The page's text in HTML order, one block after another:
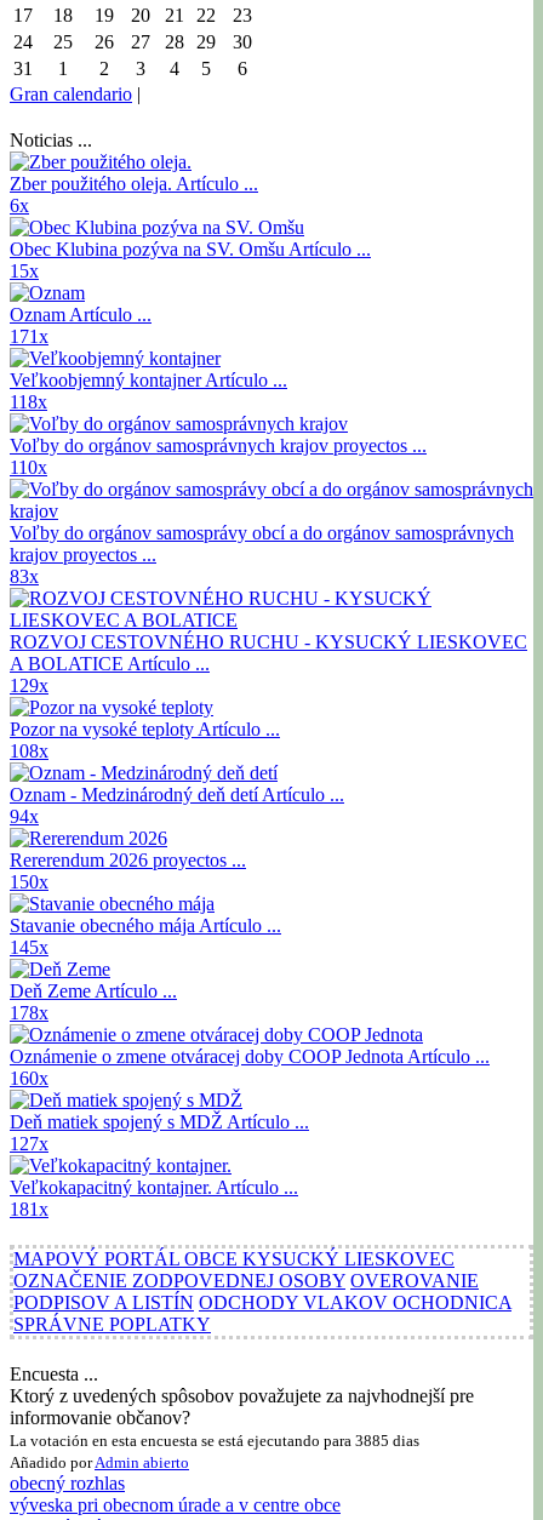
17
18 19 20 21 22
23
24
25 26 27 28 29
30
31
1 2 3 4 5
6
Gran calendario |
Noticias ...
Zber použitého oleja. Artículo ...
6x
Obec Klubina pozýva na SV. Omšu Artículo ...
15x
Oznam Artículo ...
171x
Veľkoobjemný kontajnerArtículo ...
118x
Voľby do orgánov samosprávnych krajov proyectos ...
110x
Voľby do orgánov samosprávy obcí a do orgánov samosprávnych
krajov proyectos ...
83x
ROZVOJ CESTOVNÉHO RUCHU - KYSUCKÝ LIESKOVEC
A BOLATICE Artículo ...
129x
Pozor na vysoké teploty Artículo ...
108x
Oznam - Medzinárodný deň detíArtículo ...
94x
Rererendum 2026 proyectos ...
150x
Stavanie obecného mája Artículo ...
145x
Deň Zeme Artículo ...
178x
Oznámenie o zmene otváracej doby COOP Jednota Artículo ...
160x
Deň matiek spojený s MDŽ Artículo ...
127x
Veľkokapacitný kontajner. Artículo ...
181x
MAPOVÝ PORTÁL OBCE KYSUCKÝ LIESKOVEC
OZNAČENIE ZODPOVEDNEJ OSOBY OVEROVANIE
PODPISOV A LISTÍN ODCHODY VLAKOV OCHODNICA
SPRÁVNE POPLATKY
Encuesta ...
Ktorý z uvedených spôsobov považujete za najvhodnejší pre
informovanie občanov?
La votación en esta encuesta se está ejecutando para 3885 dias
Añadido porAdmin abierto
obecný rozhlas
výveska pri obecnom úrade a v centre obce